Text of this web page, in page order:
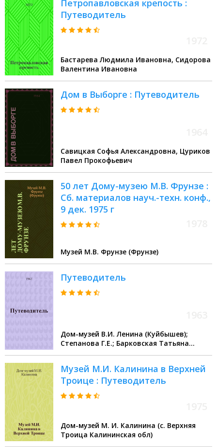
СССР товарища Л.И. Брежнева :
Каталог
Петропавловская крепость :
Путеводитель
Бастарева Людмила Ивановна, Сидорова
Валентина Ивановна
Дом в Выборге : Путеводитель
Савицкая Софья Александровна, Цуриков
Павел Прокофьевич
50 лет Дому-музею М.В. Фрунзе :
Сб. материалов науч.-техн. конф.,
9 дек. 1975 г
Музей М.В. Фрунзе (Фрунзе)
Путеводитель
Дом-музей В.И. Ленина (Куйбышев);
Степанова Г.Е.; Барковская Татьяна
Музей М.И. Калинина в Верхней
Троице : Путеводитель
Дом-музей М. И. Калинина (с. Верхняя
Троица Калининская обл)